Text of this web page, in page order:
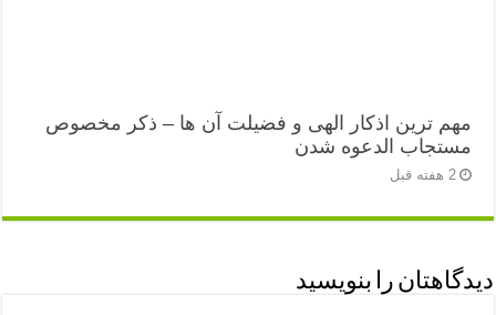
مهم ترین اذکار الهی و فضیلت آن ها – ذکر مخصوص
مستجاب الدعوه شدن
2 هفته قبل
دیدگاهتان را بنویسید